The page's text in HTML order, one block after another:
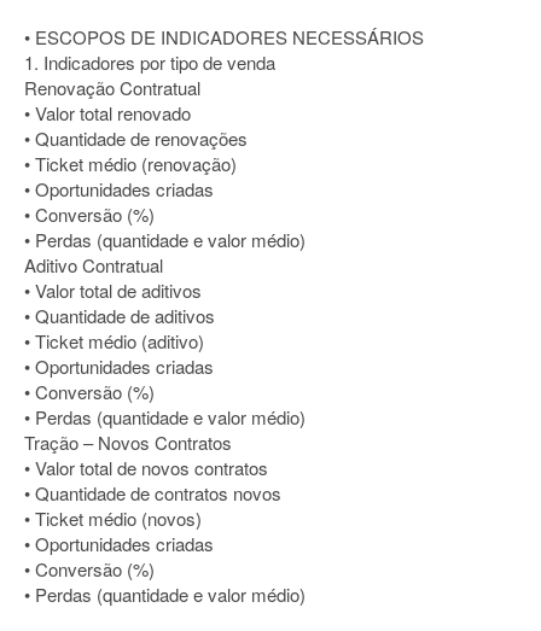
• ESCOPOS DE INDICADORES NECESSÁRIOS
1. Indicadores por tipo de venda
Renovação Contratual
• Valor total renovado
• Quantidade de renovações
• Ticket médio (renovação)
• Oportunidades criadas
• Conversão (%)
• Perdas (quantidade e valor médio)
Aditivo Contratual
• Valor total de aditivos
• Quantidade de aditivos
• Ticket médio (aditivo)
• Oportunidades criadas
• Conversão (%)
• Perdas (quantidade e valor médio)
Tração – Novos Contratos
• Valor total de novos contratos
• Quantidade de contratos novos
• Ticket médio (novos)
• Oportunidades criadas
• Conversão (%)
• Perdas (quantidade e valor médio)